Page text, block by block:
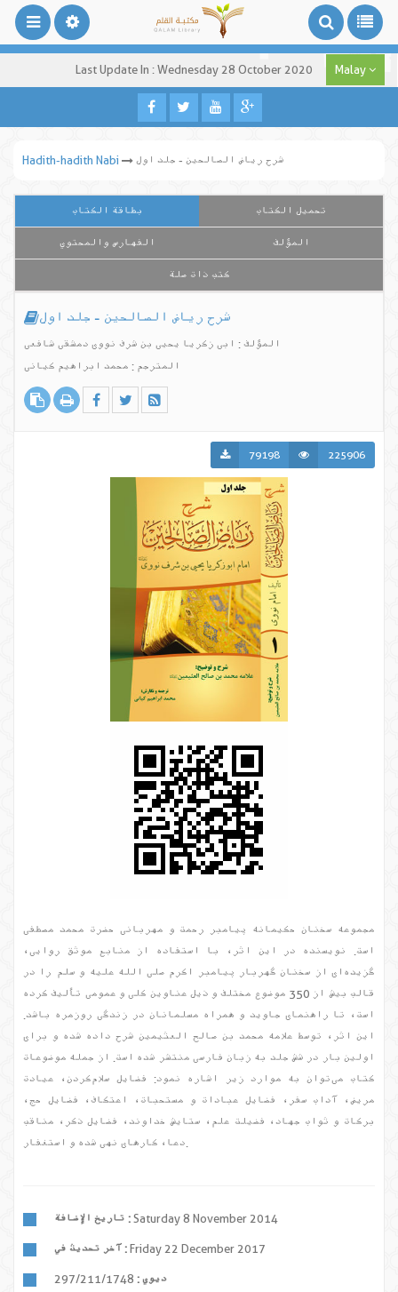
Last Update In : Wednesday 28 October 2020 Malay
Hadith-hadith Nabi شرح ریاض الصالحین - جلد اول
بطاقة الكتاب تحميل الكتاب
الفهارس والمحتوي المؤلف
كتب ذات صلة
شرح ریاض الصالحین - جلد اول
المؤلف : ابی زکریا یحیی بن شرف نووی دمشقی شافعی
المترجم : محمد ابراهیم کیانی
79198 225906
مجموعه سخنان حکیمانه پیامبر رحمت و مهربانی حضرت محمد مصطفی
است. نویسنده در این اثر، با استفاده از منابع موثق روایی،
گزیده‌ای از سخنان گهربار پیامبر اکرم صلی الله علیه و سلم را در
قالب بیش از 350 موضوع مختلف و ذیل عناوین کلی و عمومی تألیف کرده
است، تا راهنمای جاوید و همراه مسلمانان در زندگی روزمره باشد.
این اثر، توسط علامه محمد بن صالح العثیمین شرح داده شده و برای
اولین بار در شش جلد به زبان فارسی منتشر شده است. از جمله موضوعات
کتاب می‌توان به موارد زیر اشاره نمود: فضایل سلام‌کردن، عیادت
مریض، آداب سفر، فضایل عبادات و مستحبات، اعتکاف، فضایل حج،
برکات و ثواب جهاد، فضیلت علم، ستایش خداوند، فضایل ذکر، مناقب
دعا، کارهای نهی شده و استغفار.
تاريخ الإضافة : Saturday 8 November 2014
آخر تحديث في : Friday 22 December 2017
ديوي : 297/211/1748